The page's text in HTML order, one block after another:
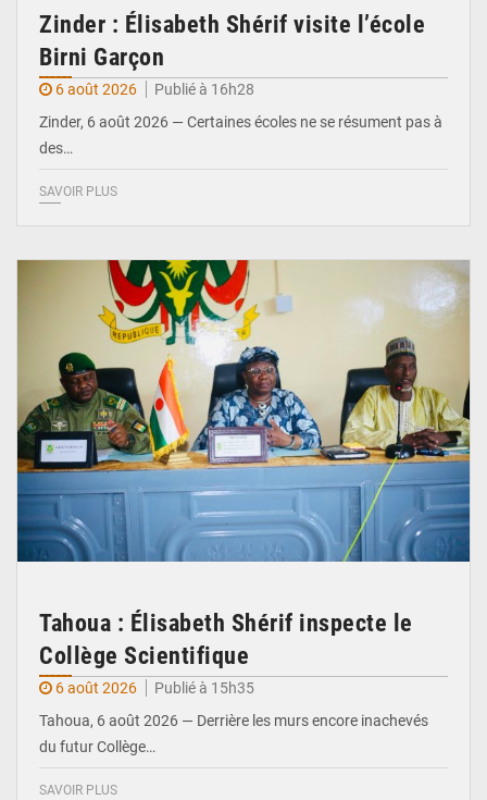
Zinder : Élisabeth Shérif visite l’école
Birni Garçon
6 août 2026
Publié à 16h28
Zinder, 6 août 2026 — Certaines écoles ne se résument pas à
des…
SAVOIR PLUS
Tahoua : Élisabeth Shérif inspecte le
Collège Scientifique
6 août 2026
Publié à 15h35
Tahoua, 6 août 2026 — Derrière les murs encore inachevés
du futur Collège…
SAVOIR PLUS